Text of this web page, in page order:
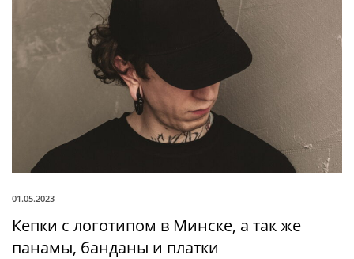
01.05.2023
Кепки с логотипом в Минске, а так же
панамы, банданы и платки